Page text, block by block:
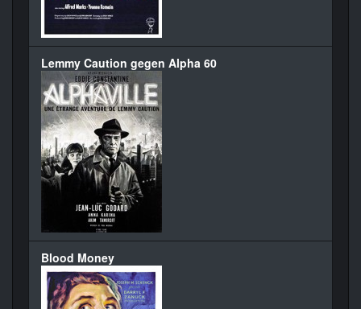
Lemmy Caution gegen Alpha 60
Blood Money